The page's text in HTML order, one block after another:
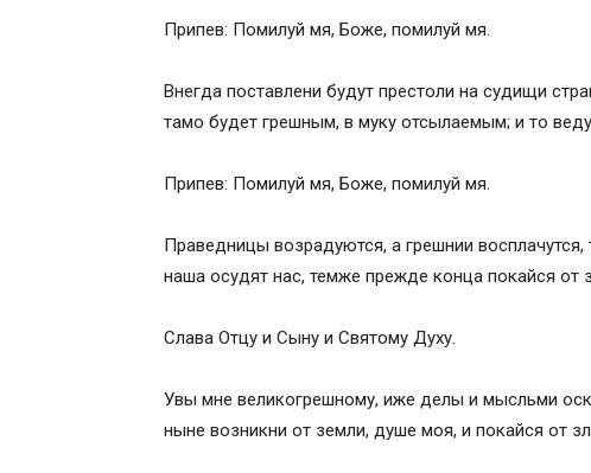
Припев: Помилуй мя, Боже, помилуй мя.
Внегда поставлени будут престоли на судищи
тамо будет грешным, в муку отсылаемым; и то
Припев: Помилуй мя, Боже, помилуй мя.
Праведницы возрадуются, а грешнии
наша осудят нас, темже прежде конца покайся от
Слава Отцу и Сыну и Святому Духу.
Увы мне великогрешному, иже делы и мысльми
ныне возникни от земли, душе моя, и покайся от